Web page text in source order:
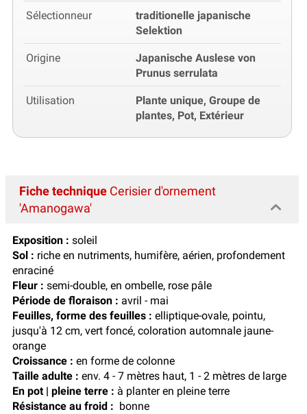
Sélectionneur
traditionelle japanische
Selektion
Origine
Japanische Auslese von
Prunus serrulata
Utilisation
Plante unique, Groupe de
plantes, Pot, Extérieur
Fiche technique Cerisier d'ornement
'Amanogawa'
Exposition : soleil
Sol : riche en nutriments, humifère, aérien, profondement
enraciné
Fleur : semi-double, en ombelle, rose pâle
Période de floraison : avril - mai
Feuilles, forme des feuilles : elliptique-ovale, pointu,
jusqu'à 12 cm, vert foncé, coloration automnale jaune-
orange
Croissance : en forme de colonne
Taille adulte : env. 4 - 7 mètres haut, 1 - 2 mètres de large
En pot | pleine terre : à planter en pleine terre
Résistance au froid : bonne